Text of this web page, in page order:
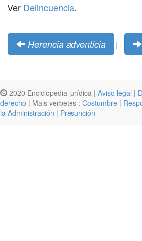
Ver Delincuencia.
Herencia adventicia |
2020 Enciclopedia jurídica | Aviso legal |
derecho | Mais verbetes : Costumbre |
la Administración | Presunción